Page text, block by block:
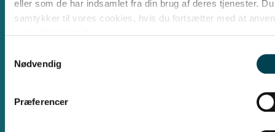
eller som de har indsamlet fra din brug af deres tjenester. Du
samtykker til vores cookies, hvis du fortsætter med at
Nødvendig
Præferencer
Kontor Rønne